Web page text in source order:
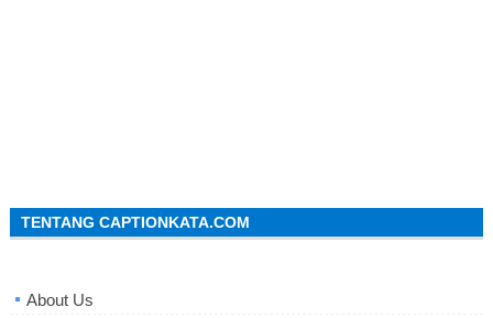
TENTANG CAPTIONKATA.COM
About Us